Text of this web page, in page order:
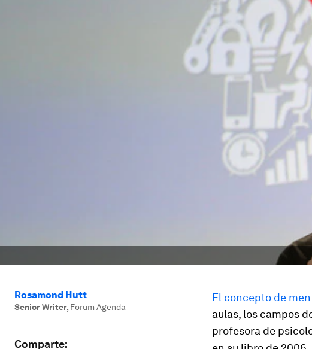
Rosamond Hutt
Senior Writer, Forum Agenda
Comparte:
El concepto de
aulas, los campos
profesora de